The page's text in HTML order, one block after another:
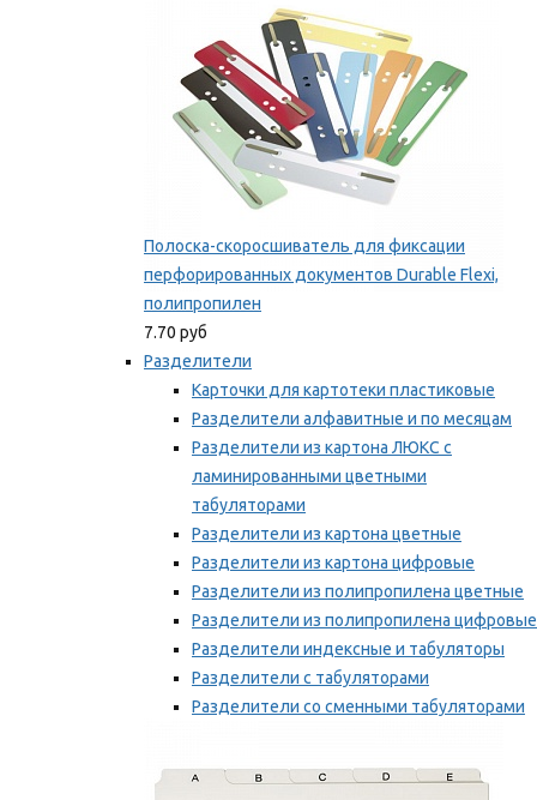
Полоска-скоросшиватель для фиксации
перфорированных документов Durable Flexi,
полипропилен
7.70 руб
Разделители
Карточки для картотеки пластиковые
Разделители алфавитные и по месяцам
Разделители из картона ЛЮКС с
ламинированными цветными
табуляторами
Разделители из картона цветные
Разделители из картона цифровые
Разделители из полипропилена цветные
Разделители из полипропилена цифровые
Разделители индексные и табуляторы
Разделители с табуляторами
Разделители со сменными табуляторами